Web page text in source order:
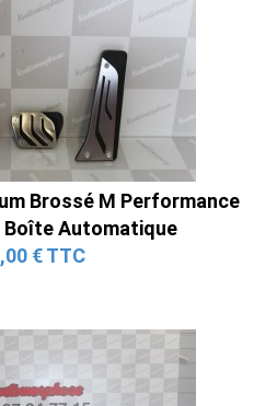
Brossé M Performance
Boîte Automatique
€ TTC